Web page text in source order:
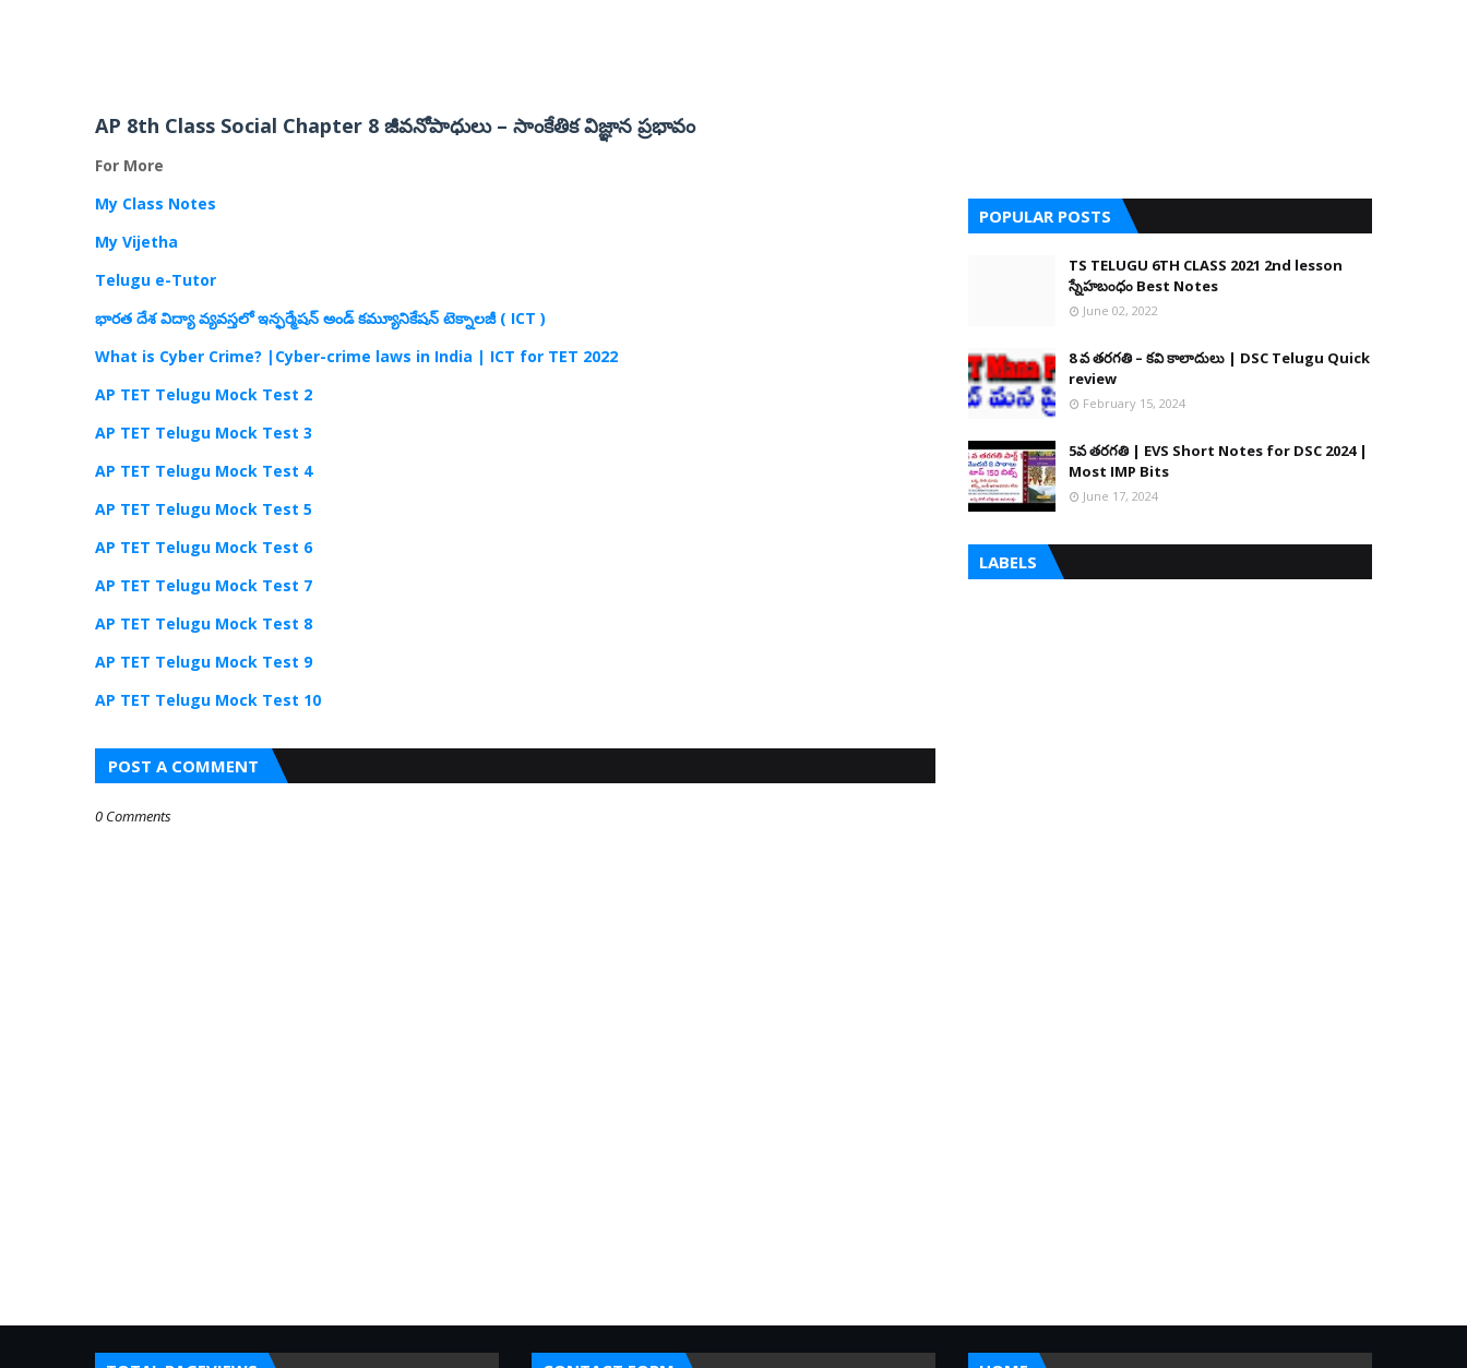
AP 8th Class Social Chapter 8 జీవనోపాధులు – సాంకేతిక విజ్ఞాన ప్రభావం
For More
My Class Notes
My Vijetha
Telugu e-Tutor
భారత దేశ విద్యా వ్యవస్తలో ఇన్ఫర్మేషన్ అండ్ కమ్యూనికేషన్ టెక్నాలజీ ( ICT )
What is Cyber Crime? |Cyber-crime laws in India | ICT for TET 2022
AP TET Telugu Mock Test 2
AP TET Telugu Mock Test 3
AP TET Telugu Mock Test 4
AP TET Telugu Mock Test 5
AP TET Telugu Mock Test 6
AP TET Telugu Mock Test 7
AP TET Telugu Mock Test 8
AP TET Telugu Mock Test 9
AP TET Telugu Mock Test 10
POST A COMMENT
0 Comments
POPULAR POSTS
TS TELUGU 6TH CLASS 2021 2nd lesson
స్నేహబంధం Best Notes
June 02, 2022
8 వ తరగతి – కవి కాలాదులు | DSC Telugu Quick
review
February 15, 2024
5వ తరగతి | EVS Short Notes for DSC 2024 |
Most IMP Bits
June 17, 2024
LABELS